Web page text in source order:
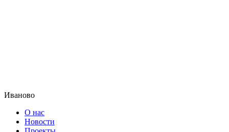
Иваново
О нас
Новости